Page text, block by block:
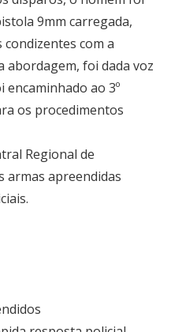
9mm carregada,
condizentes com a
abordagem, foi dada voz
ao 3º
os procedimentos
Regional de
armas apreendidas